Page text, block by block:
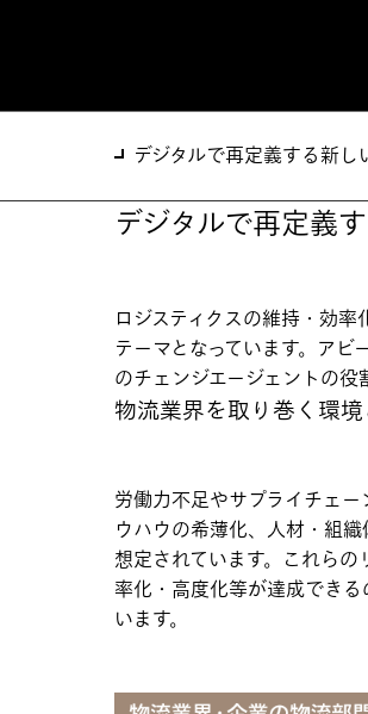
デジタルで再定義する新
デジタルで再定義
ロジスティクスの維持・効
テーマとなっています。ア
のチェンジエージェントの役
物流業界を取り巻く環
労働力不足やサプライチェ
ウハウの希薄化、人材・組
想定されています。これら
率化・高度化等が達成でき
います。